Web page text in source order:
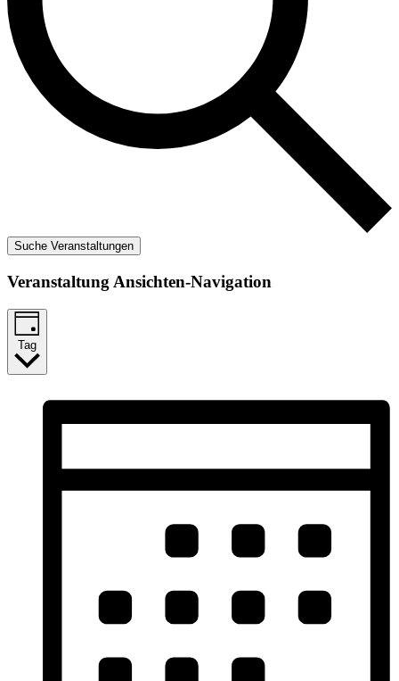
Suche Veranstaltungen
Veranstaltung Ansichten-Navigation
Tag